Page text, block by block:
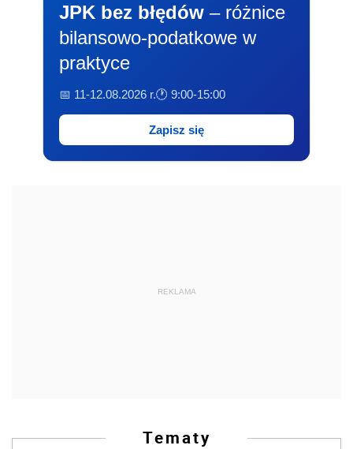
JPK bez błędów – różnice
bilansowo-podatkowe w
praktyce
📅 11-12.08.2026 r.🕐 9:00-15:00
Zapisz się
REKLAMA
Tematy